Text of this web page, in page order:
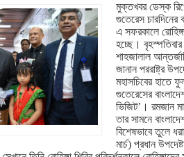
মুক্তখবর ডেস্ক
গুতেরেস
এ সফরকালে
হচ্ছে। বৃহস্পতিবার
শাহজালাল
জানান পররাষ্ট্র
মহাসচিবের হাতে
গুতেরেসের
ভিজিট’। রমজান
তার সামনে
বিশেষভাবে তুলে
মার্চ) প্রধান